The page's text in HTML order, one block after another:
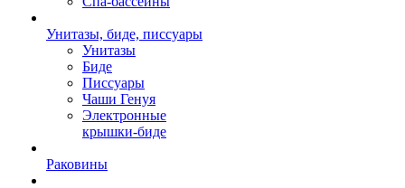
Унитазы, биде, писсуары
Унитазы
Биде
Писсуары
Чаши Генуя
Электронные
крышки-биде
Раковины